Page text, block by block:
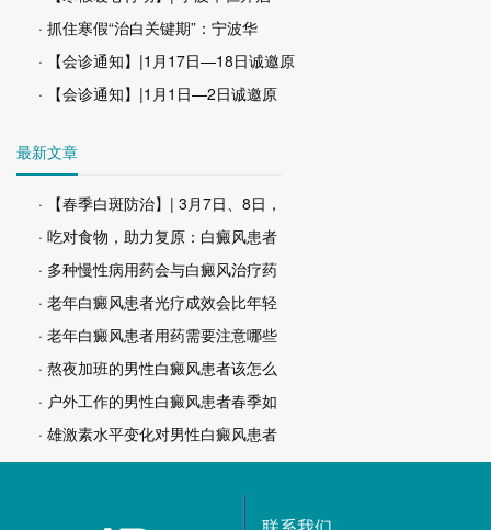
· 抓住寒假“治白关键期”：宁波华
· 【会诊通知】|1月17日—18日诚邀原
· 【会诊通知】|1月1日—2日诚邀原
最新文章
· 【春季白斑防治】| 3月7日、8日，
· 吃对食物，助力复原：白癜风患者
· 多种慢性病用药会与白癜风治疗药
· 老年白癜风患者光疗成效会比年轻
· 老年白癜风患者用药需要注意哪些
· 熬夜加班的男性白癜风患者该怎么
· 户外工作的男性白癜风患者春季如
· 雄激素水平变化对男性白癜风患者